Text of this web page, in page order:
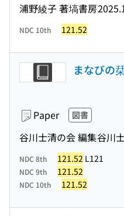
浦野綾子 著塙書房
NDC 10th 121.52
まなびの
Paper 図書
谷川士清の会 編集谷川
NDC 8th 121.52 L121
NDC 9th 121.52
NDC 10th 121.52